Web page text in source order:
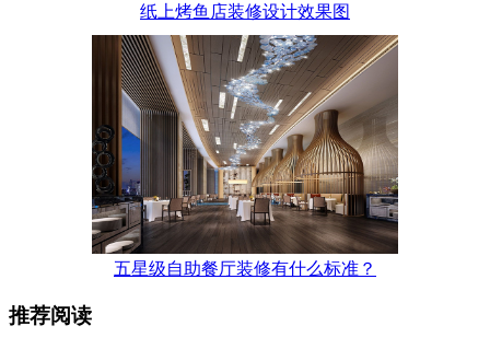
纸上烤鱼店装修设计效果图
五星级自助餐厅装修有什么标准？
推荐阅读